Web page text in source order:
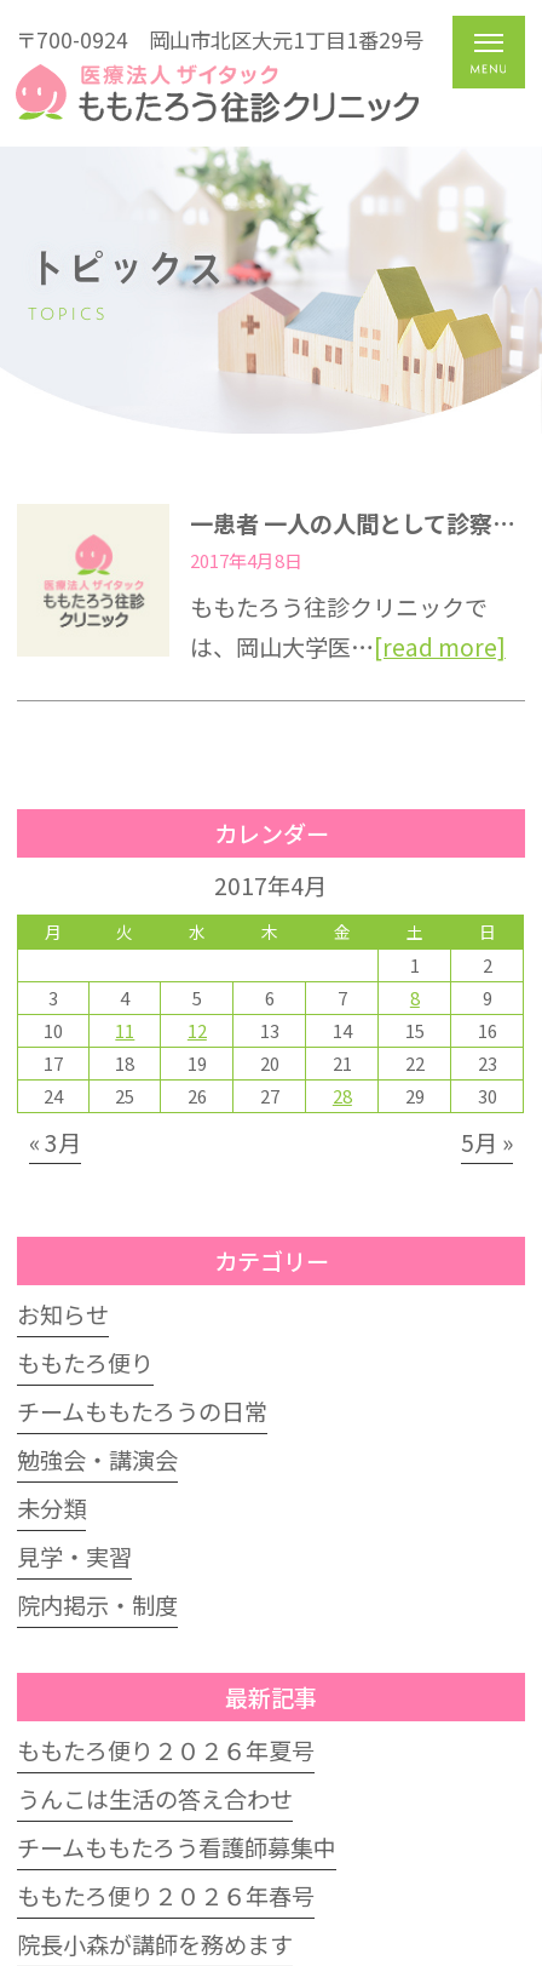
〒700-0924 岡山市北区大元1丁目1番29号
トピックス
TOPICS
一患者 一人の人間として診察する姿
2017年4月8日
ももたろう往診クリニックで
は、岡山大学医…[read more]
カレンダー
2017年4月
月 火 水 木 金 土 日
1
2
3
4 5 6 7 8
9
10
11 12 13 14 15
16
17
18 19 20 21 22
23
24
25 26 27 28 29 30
« 3月 5月 »
カテゴリー
お知らせ
ももたろ便り
チームももたろうの日常
勉強会・講演会
未分類
見学・実習
院内掲示・制度
最新記事
ももたろ便り２０２６年夏号
うんこは生活の答え合わせ
チームももたろう看護師募集中
ももたろ便り２０２６年春号
院長小森が講師を務めます